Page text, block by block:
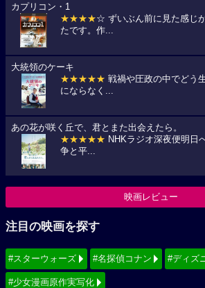
カプリコン・1
★★★★☆ ずいぶん前に見た感じ
たです。作...
大統領のケーキ
★★★★★ 戦禍や圧政の中でどう
にならなく...
あの花が咲く丘で、君とまた出会えたら。
★★★★★ NHKラジオ深夜便明日
争と平...
映画レビュー
注目の映画を探す
#スターウォーズ #名探偵コナン #ディズ
#少女漫画原作実写化